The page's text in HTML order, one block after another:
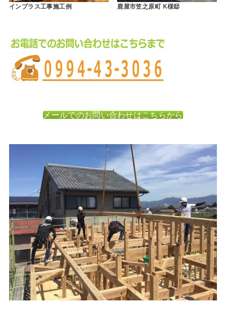
インプラス工事施工例 鹿屋市笠之原町 K様邸
メールでのお問い合わせはこちらから